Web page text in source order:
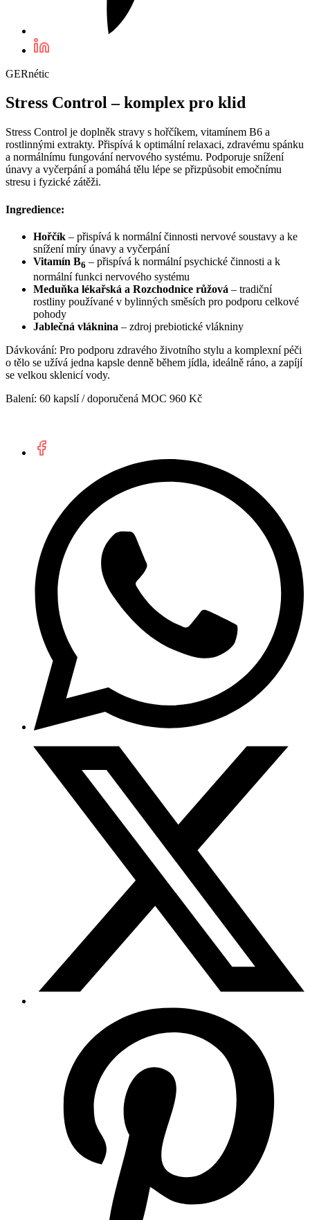
GERnétic
Stress Control – komplex pro klid
Stress Control je doplněk stravy s hořčíkem, vitamínem B6 a
rostlinnými extrakty. Přispívá k optimální relaxaci, zdravému spánku
a normálnímu fungování nervového systému. Podporuje snížení
únavy a vyčerpání a pomáhá tělu lépe se přizpůsobit emočnímu
stresu i fyzické zátěži.
Ingredience:
Hořčík – přispívá k normální činnosti nervové soustavy a ke
snížení míry únavy a vyčerpání
Vitamín B6 – přispívá k normální psychické činnosti a k
normální funkci nervového systému
Meduňka lékařská a Rozchodnice růžová – tradiční
rostliny používané v bylinných směsích pro podporu celkové
pohody
Jablečná vláknina – zdroj prebiotické vlákniny
Dávkování: Pro podporu zdravého životního stylu a komplexní péči
o tělo se užívá jedna kapsle denně během jídla, ideálně ráno, a zapíjí
se velkou sklenicí vody.
Balení: 60 kapslí / doporučená MOC 960 Kč